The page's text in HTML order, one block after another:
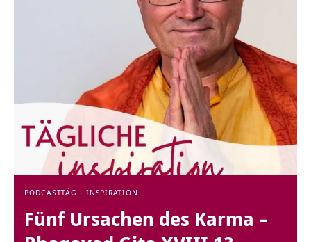
PODCASTTÄGL. INSPIRATION
Fünf Ursachen des Karma –